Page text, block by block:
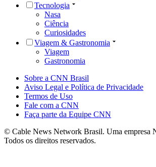
Tecnologia
Nasa
Ciência
Curiosidades
Viagem & Gastronomia
Viagem
Gastronomia
Sobre a CNN Brasil
Aviso Legal e Política de Privacidade
Termos de Uso
Fale com a CNN
Faça parte da Equipe CNN
© Cable News Network Brasil. Uma
Todos os direitos reservados.